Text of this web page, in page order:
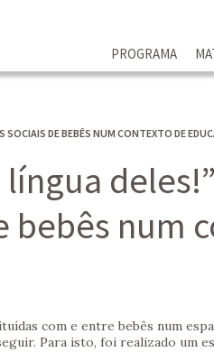
PROGRAMA
SOCIAIS DE BEBÊS NUM CONTEXTO DE
bebês num
com e entre bebês num
Para isto, foi realizado um